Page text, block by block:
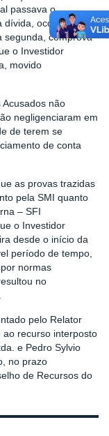
passava o
dívida, ocorrida entre
segunda, comprova
o Investidor
movido
não
negligenciaram em
de terem se
de conta
as provas trazidas
pela SMI quanto
– SFI
o Investidor
desde o início da
período de tempo,
normas
no
pelo Relator
ao recurso interposto
e Pedro Sylvio
no prazo
de Recursos do